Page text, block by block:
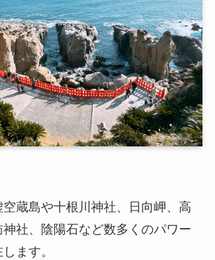
蔵島や十根川神社、日向岬、高
社、陰陽石など数多くのパワー
ます。